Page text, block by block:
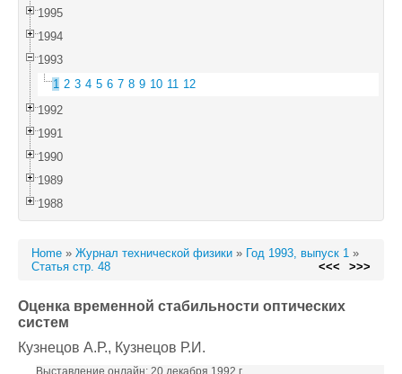
1995
1994
1993
1 2 3 4 5 6 7 8 9 10 11 12
1992
1991
1990
1989
1988
Home » Журнал технической физики » Год 1993, выпуск 1 »
Статья стр. 48
<<< >>>
Оценка временной стабильности оптических
систем
Кузнецов А.Р., Кузнецов Р.И.
Выставление онлайн: 20 декабря 1992 г.